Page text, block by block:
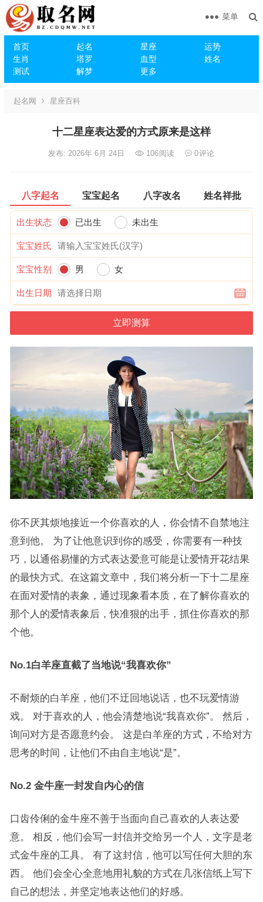
首页 起名 星座
运势
生肖
塔罗 血型
姓名
测试
解梦 更多
菜单
起名网 星座百科
十二星座表达爱的方式原来是这样
发布: 2026年 6月 24日 106阅读 0评论
八字起名 宝宝起名 八字改名 姓名祥批
出生状态 已出生 未出生
宝宝姓氏
宝宝性别 男 女
出生日期
你不厌其烦地接近一个你喜欢的人，你会情不自禁地注
意到他。 为了让他意识到你的感受，你需要有一种技
巧，以通俗易懂的方式表达爱意可能是让爱情开花结果
的最快方式。在这篇文章中，我们将分析一下十二星座
在面对爱情的表象，通过现象看本质，在了解你喜欢的
那个人的爱情表象后，快准狠的出手，抓住你喜欢的那
个他。
No.1白羊座直截了当地说“我喜欢你”
不耐烦的白羊座，他们不迂回地说话，也不玩爱情游
戏。 对于喜欢的人，他会清楚地说“我喜欢你”。 然后，
询问对方是否愿意约会。 这是白羊座的方式，不给对方
思考的时间，让他们不由自主地说“是”。
No.2 金牛座一封发自内心的信
口齿伶俐的金牛座不善于当面向自己喜欢的人表达爱
意。 相反，他们会写一封信并交给另一个人，文字是老
式金牛座的工具。 有了这封信，他可以写任何大胆的东
西。 他们会全心全意地用礼貌的方式在几张信纸上写下
自己的想法，并坚定地表达他们的好感。